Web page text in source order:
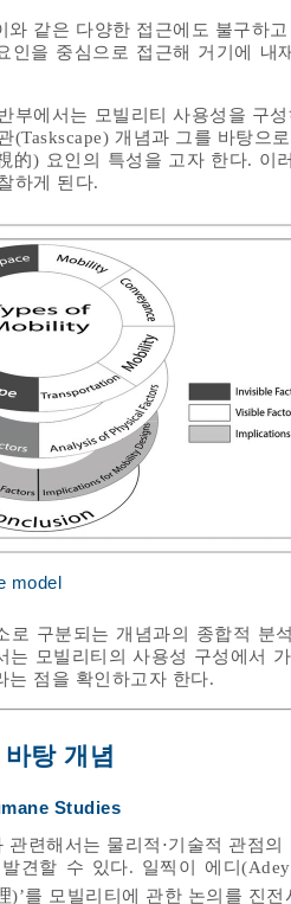
와 같은 다양한 접근에도 불구하
인을 중심으로 접근해 거기에
부에서는 모빌리티 사용성을 구
(Taskscape) 개념과 그를 바탕으
的) 요인의 특성을 고자 한다. 이
하게 된다.
model
로 구분되는 개념과의 종합적 분
는 모빌리티의 사용성 구성에서
는 점을 확인하고자 한다.
탕 개념
Studies
관련해서는 물리적⋅기술적 관점
견할 수 있다. 일찍이 에디
)’를 모빌리티에 관한 논의를 진